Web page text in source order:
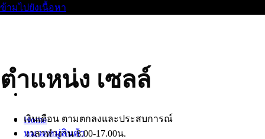
ข้ามไปยังเนื้อหา
Home
หมวดหมู่สินค้า
ตำแหน่ง เซลล์
เงินเดือน ตามตกลงและประสบการณ์
เวลาทำงาน 8.00-17.00น.